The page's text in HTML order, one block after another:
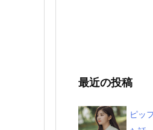
最近の投稿
ピッ